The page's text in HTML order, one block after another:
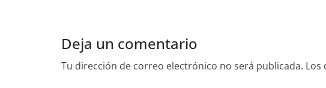
Deja un comentario
Tu dirección de correo electrónico no será publicada. Los